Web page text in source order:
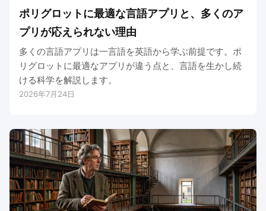
ポリグロットに最適な言語アプリと、多くのア
プリが応えられない理由
多くの言語アプリは一言語を英語から学ぶ前提です。ポ
リグロットに最適なアプリが違う点と、言語を生かし続
ける科学を解説します。
2026年7月24日